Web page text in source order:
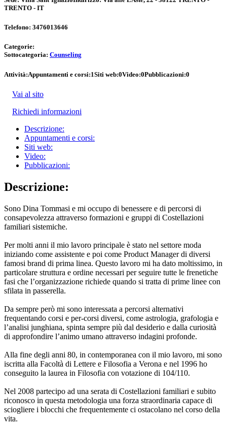
TRENTO - IT
Telefono: 3476013646
Categorie:
Sottocategoria: Counseling
Attività:Appuntamenti e corsi:1Siti web:0Video:0Pubblicazioni:0
Vai al sito
Richiedi informazioni
Descrizione:
Appuntamenti e corsi:
Siti web:
Video:
Pubblicazioni:
Descrizione:
Sono Dina Tommasi e mi occupo di benessere e di percorsi di
consapevolezza attraverso formazioni e gruppi di Costellazioni
familiari sistemiche.
Per molti anni il mio lavoro principale è stato nel settore moda
iniziando come assistente e poi come Product Manager di diversi
famosi brand di prima linea. Questo lavoro mi ha dato moltissimo, in
particolare struttura e ordine necessari per seguire tutte le frenetiche
fasi che l’organizzazione richiede quando si tratta di prime linee con
sfilata in passerella.
Da sempre però mi sono interessata a percorsi alternativi
frequentando corsi e per-corsi diversi, come astrologia, grafologia e
l’analisi junghiana, spinta sempre più dal desiderio e dalla curiosità
di approfondire l’animo umano attraverso indagini profonde.
Alla fine degli anni 80, in contemporanea con il mio lavoro, mi sono
iscritta alla Facoltà di Lettere e Filosofia a Verona e nel 1996 ho
conseguito la laurea in Filosofia con votazione di 104/110.
Nel 2008 partecipo ad una serata di Costellazioni familiari e subito
riconosco in questa metodologia una forza straordinaria capace di
sciogliere i blocchi che frequentemente ci ostacolano nel corso della
vita.